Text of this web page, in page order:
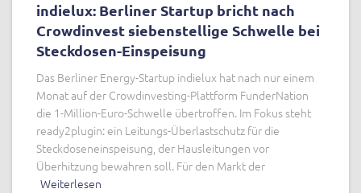
indielux: Berliner Startup bricht nach
Crowdinvest siebenstellige Schwelle bei
Steckdosen-Einspeisung
Das Berliner Energy-Startup indielux hat nach nur einem
Monat auf der Crowdinvesting-Plattform FunderNation
die 1-Million-Euro-Schwelle übertroffen. Im Fokus steht
ready2plugin: ein Leitungs-Überlastschutz für die
Steckdoseneinspeisung, der Hausleitungen vor
Überhitzung bewahren soll. Für den Markt der
Weiterlesen